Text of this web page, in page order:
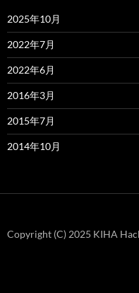
2025年10月
2022年7月
2022年6月
2016年3月
2015年7月
2014年10月
Copyright (C) 2025 KIHA